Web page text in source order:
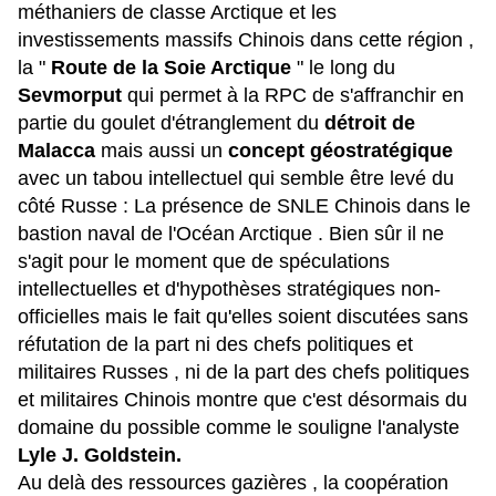
méthaniers de classe Arctique et l es
investissements massifs Chinois dans cette région ,
la " Route de la Soie Arctique " le long du
Sevmorput qui permet à la RPC de s'affranchir en
partie du goulet d'étranglement du détroit de
Malacca mais aussi un concept géostratégique
avec un tabou intellectuel qui semble être levé du
côté Russe : La présence de SNLE Chinois dans le
bastion naval de l'Océan Arctique . Bien sûr il ne
s'agit pour le moment que de spéculations
intellectuelles et d'hypothèses stratégiques non-
officielles mais le fait qu'elles soient discutées sans
réfutation de la part ni des chefs politiques et
militaires Russes , ni de la part des chefs politiques
et militaires Chinois montre que c'est désormais du
domaine du possible comme le souligne l'analyste
Lyle J. Goldstein.
Au delà des ressources gazières , la coopération